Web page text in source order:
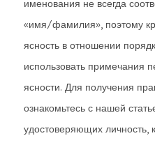
именования не всегда
«имя/фамилия», поэтому
ясность в отношении
использовать примечания
ясности. Для получения
ознакомьтесь с нашей
удостоверяющих личность,